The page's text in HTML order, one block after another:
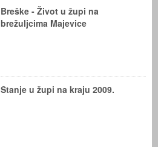
Breške - Život u župi na
brežuljcima Majevice
Stanje u župi na kraju 2009.